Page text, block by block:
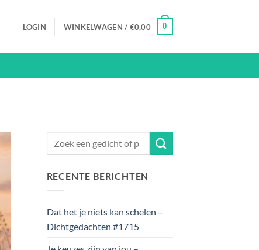
LOGIN WINKELWAGEN / €0,00 0
RECENTE BERICHTEN
Dat het je niets kan schelen –
Dichtgedachten #1715